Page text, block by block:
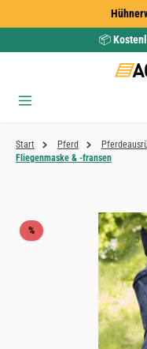
Zum Hauptinhalt springen
📦
Start Pferd
Fliegenmaske & -fransen
Bildergalerie überspringen
%Rabatt